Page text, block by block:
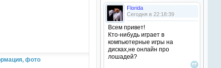
фото
Florida
Сегодня в 22:18:39
Всем привет!
Кто-нибудь играет в
компьютерные игры на
дисках,не онлайн про
лошадей?